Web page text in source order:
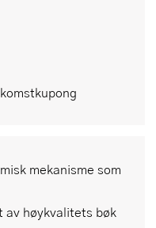
mekanisme som
av høykvalitets bøk